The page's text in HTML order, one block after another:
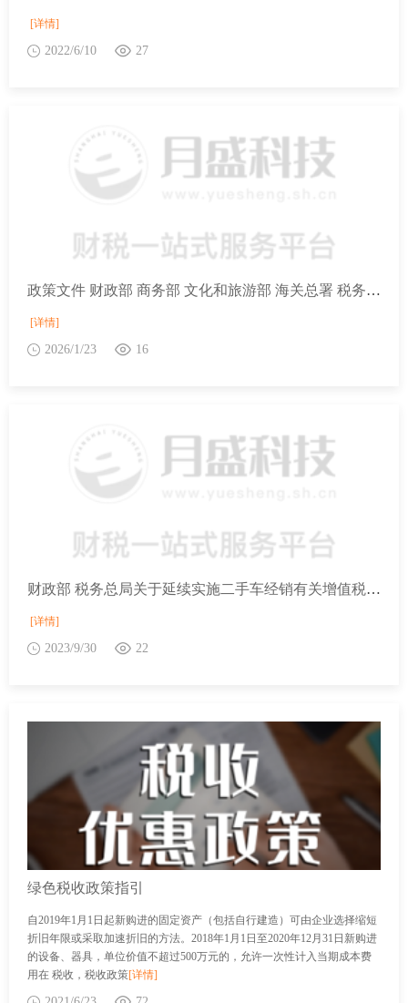
[详情]
2022/6/10 27
政策文件 财政部 商务部 文化和旅游部 海关总署 税务总局关于口岸进境免税店有关事宜的通知
[详情]
2026/1/23 16
财政部 税务总局关于延续实施二手车经销有关增值税政策的公告
[详情]
2023/9/30 22
绿色税收政策指引
自2019年1月1日起新购进的固定资产（包括自行建造）可由企业选择缩短
折旧年限或采取加速折旧的方法。2018年1月1日至2020年12月31日新购进
的设备、器具，单位价值不超过500万元的，允许一次性计入当期成本费
用在 税收，税收政策[详情]